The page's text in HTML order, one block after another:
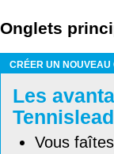
Onglets
CRÉER UN NOUVEAU
Les
Vous